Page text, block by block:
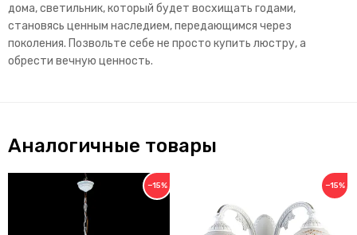
дома, светильник, который будет восхищать годами,
становясь ценным наследием, передающимся через
поколения. Позвольте себе не просто купить люстру, а
обрести вечную ценность.
Аналогичные товары
−15% −15%